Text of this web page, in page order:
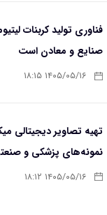
فناوری تولید کربنات
صنایع و معادن است
۱۴۰۵/۰۵/۱۶ ۱۸:۱۵
تهیه تصاویر دیجیتالی
نمونه‌های پزشکی و
۱۴۰۵/۰۵/۱۶ ۱۸:۱۲